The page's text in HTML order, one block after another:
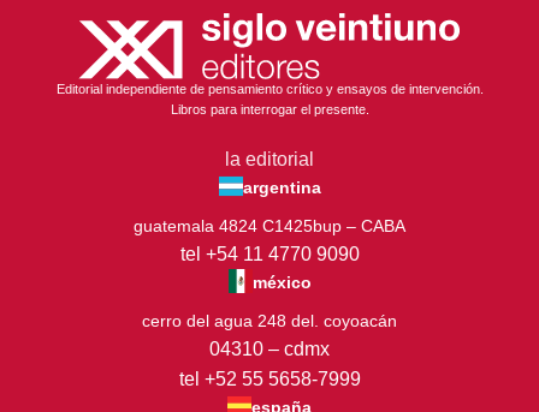
Editorial independiente de pensamiento crítico y ensayos de intervención.
Libros para interrogar el presente.
la editorial
argentina
guatemala 4824 C1425bup – CABA
tel +54 11 4770 9090
méxico
cerro del agua 248 del. coyoacán
04310 – cdmx
tel +52 55 5658-7999
españa